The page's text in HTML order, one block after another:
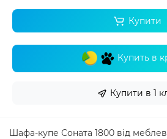
Купити
Купить в
Купити в 1
Шафа-купе Соната 1800 від